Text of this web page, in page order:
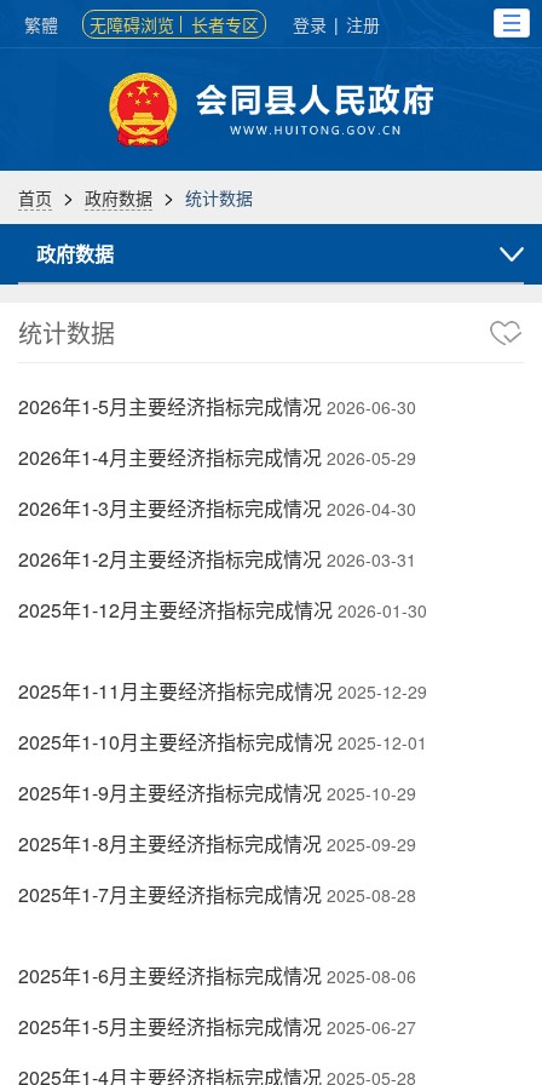
繁體 无障碍浏览 长者专区 登录 | 注册
首页 > 政府数据 > 统计数据
政府数据
统计数据
2026年1-5月主要经济指标完成情况 2026-06-30
2026年1-4月主要经济指标完成情况 2026-05-29
2026年1-3月主要经济指标完成情况 2026-04-30
2026年1-2月主要经济指标完成情况 2026-03-31
2025年1-12月主要经济指标完成情况 2026-01-30
2025年1-11月主要经济指标完成情况 2025-12-29
2025年1-10月主要经济指标完成情况 2025-12-01
2025年1-9月主要经济指标完成情况 2025-10-29
2025年1-8月主要经济指标完成情况 2025-09-29
2025年1-7月主要经济指标完成情况 2025-08-28
2025年1-6月主要经济指标完成情况 2025-08-06
2025年1-5月主要经济指标完成情况 2025-06-27
2025年1-4月主要经济指标完成情况 2025-05-28